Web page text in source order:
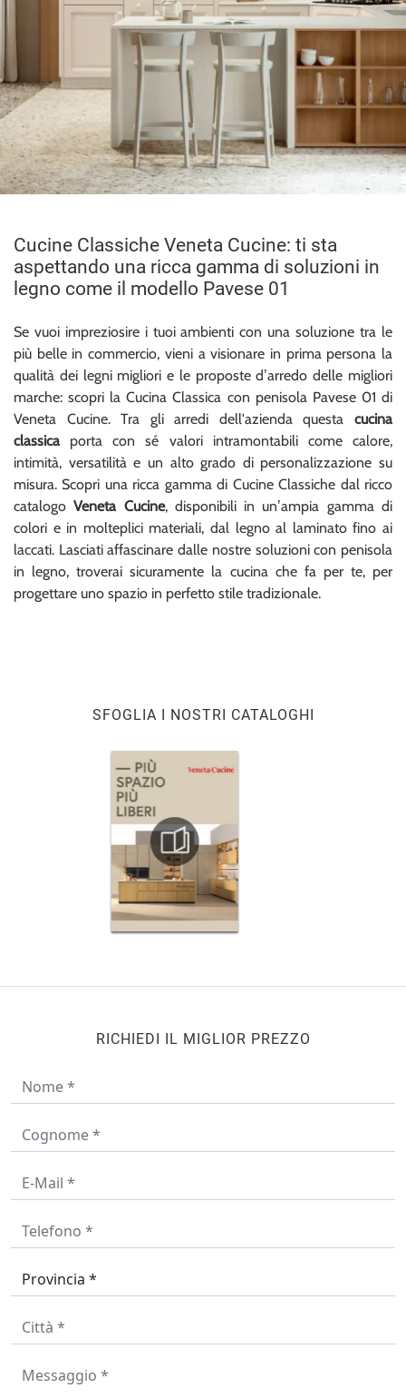
Cucine Classiche Veneta Cucine: ti sta
aspettando una ricca gamma di soluzioni in
legno come il modello Pavese 01
Se vuoi impreziosire i tuoi ambienti con una soluzione tra le
più belle in commercio, vieni a visionare in prima persona la
qualità dei legni migliori e le proposte d’arredo delle migliori
marche: scopri la Cucina Classica con penisola Pavese 01 di
Veneta Cucine. Tra gli arredi dell'azienda questa cucina
classicaporta con sé valori intramontabili come calore,
intimità, versatilità e un alto grado di personalizzazione su
misura. Scopri una ricca gamma di Cucine Classiche dal ricco
catalogoVeneta Cucine, disponibili in un’ampia gamma di
colori e in molteplici materiali, dal legno al laminato fino ai
laccati. Lasciati affascinare dalle nostre soluzioni con penisola
in legno, troverai sicuramente la cucina che fa per te, per
progettare uno spazio in perfetto stile tradizionale.
SFOGLIA I NOSTRI CATALOGHI
RICHIEDI IL MIGLIOR PREZZO